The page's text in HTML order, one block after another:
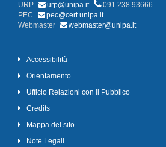
URP
urp@unipa.it
091 238 93666
PEC
pec@cert.unipa.it
Webmaster
webmaster@unipa.it
Accessibilità
Orientamento
Ufficio Relazioni con il Pubblico
Credits
Mappa del sito
Note Legali